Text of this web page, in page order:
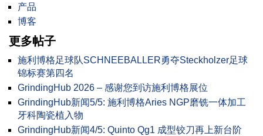
产品
博客
更多帖子
施利博格足球队SCHNEEBALLER勇夺Steckholzer足球
锦标赛第四名
GrindingHub 2026 – 感谢您到访施利博格展位
GrindingHub新闻5/5: 施利博格Aries NGP磨铣一体加工
牙科陶瓷植入物
GrindingHub新闻4/5: Quinto Qg1 成型铰刀再上新台阶